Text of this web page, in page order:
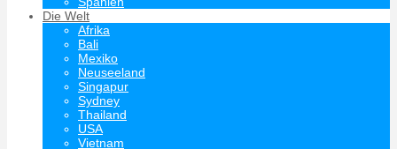
Die Welt
Afrika
Bali
Mexiko
Neuseeland
Singapur
Sydney
Thailand
USA
Vietnam